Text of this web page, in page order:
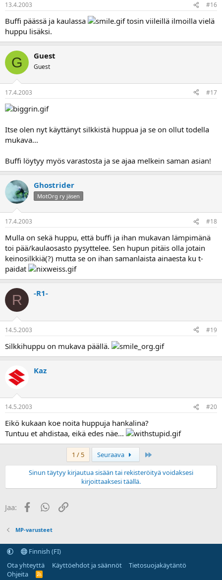
13.4.2003 #16
Buffi päässä ja kaulassa
tosin viileillä ilmoilla vielä
huppu lisäksi.
G Guest
Guest
17.4.2003 #17
Itse olen nyt käyttänyt silkkistä huppua ja se on ollut todella
mukava...
Buffi löytyy myös varastosta ja se ajaa melkein saman asian!
Ghostrider
MotOrg ry jäsen
17.4.2003 #18
Mulla on sekä huppu, että buffi ja ihan mukavan lämpimänä
toi pää/kaulaosasto pysyttelee. Sen hupun pitäis olla jotain
keinosilkkiä(?) mutta se on ihan samanlaista ainaesta ku t-
paidat
R -R1-
14.5.2003 #19
Silkkihuppu on mukava päällä.
Kaz
14.5.2003 #20
Eikö kukaan koe noita huppuja hankalina?
Tuntuu et ahdistaa, eikä edes näe...
1 / 5 Seuraava
Sinun täytyy kirjautua sisään tai rekisteröityä voidaksesi
kirjoittaaksesi täällä.
Jaa: FacebookWhatsApp
Linkki
MP-varusteet
Finnish (FI)
Ota yhteyttä
Käyttöehdot ja säännöt
Tietosuojakäytäntö
Ohjeita
R